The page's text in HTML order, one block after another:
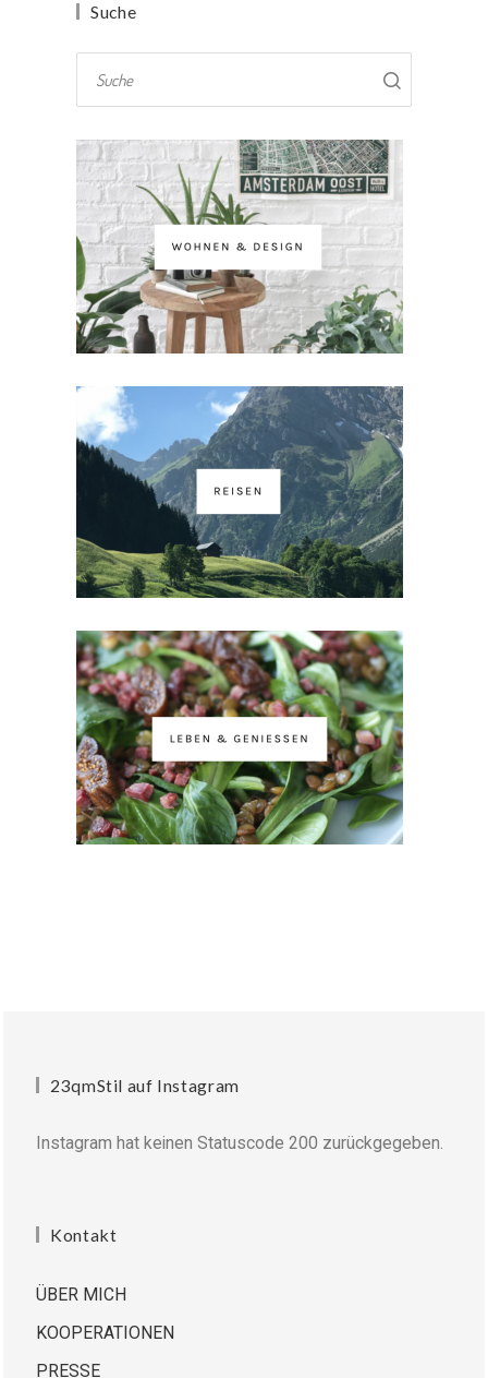
Suche
23qmStil auf Instagram
Instagram hat keinen Statuscode 200 zurückgegeben.
Kontakt
ÜBER MICH
KOOPERATIONEN
PRESSE